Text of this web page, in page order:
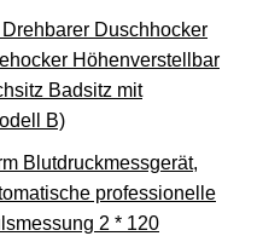
Duschhocker
Höhenverstellbar
Badsitz mit
B)
Blutdruckmessgerät,
professionelle
2 * 120